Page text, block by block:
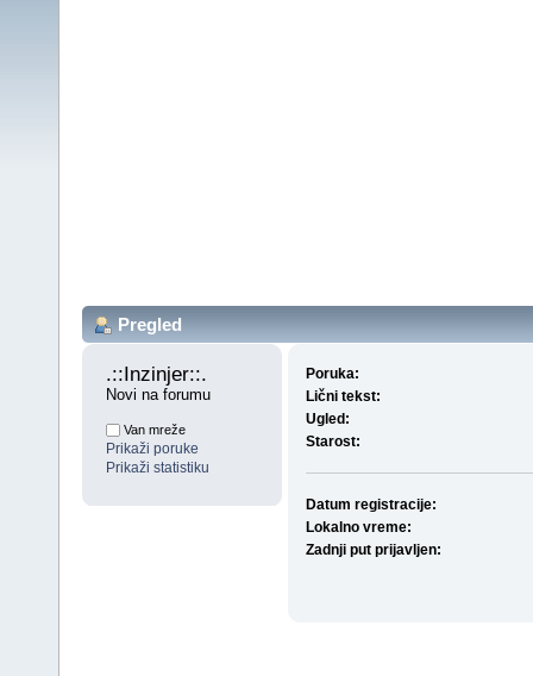
Pregled
.::Inzinjer::.
Novi na forumu
Van mreže
Prikaži poruke
Prikaži statistiku
Poruka:
Lični tekst:
Ugled:
Starost:
Datum registracije:
Lokalno vreme:
Zadnji put prijavljen: